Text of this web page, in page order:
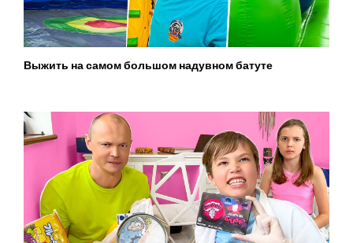
Выжить на самом большом надувном батуте